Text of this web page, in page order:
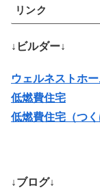
リンク
↓ビルダー↓
ウェルネストホ
低燃費住宅
低燃費住宅（つく
↓ブログ↓